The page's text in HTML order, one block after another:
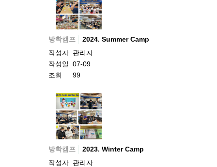
방학캠프
2024. Summer Camp
작성자 관리자
작성일
07-09
조회
99
방학캠프
2023. Winter Camp
작성자 관리자